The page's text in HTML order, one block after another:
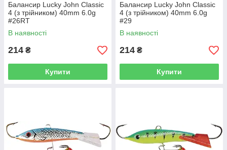
Балансир Lucky John Classic
4 (з трійником) 40mm 6.0g
#26RT
В наявності
214 ₴
Купити
Балансир Lucky John Classic
4 (з трійником) 40mm 6.0g
#29
В наявності
214 ₴
Купити